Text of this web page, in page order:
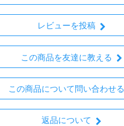
レビューを投稿
この商品を友達に教える
この商品について問い合わせる
返品について